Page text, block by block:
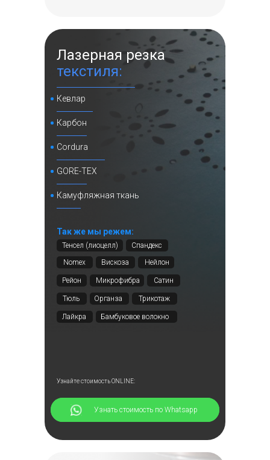
Лазерная резка
текстиля:
⠀⠀⠀⠀Узнать стоимость по Whatsapp
Узнайте стоимость ONLINE:
Кевлар
Карбон
Cordura
GORE-TEX
Камуфляжная ткань
Так же мы режем:
Nomex Вискоза Нейлон
Спандекс
Рейон Микрофибра Сатин
Бархат
Тюль Органза Трикотаж
Лайкра Бамбуковое волокно
Тенсел (лиоцелл)